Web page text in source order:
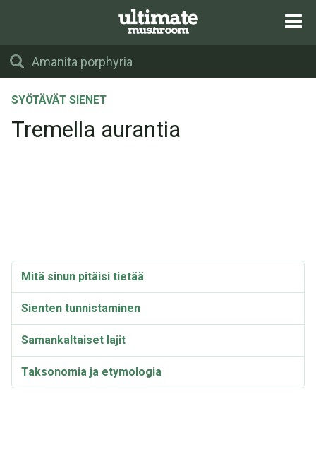
SYÖTÄVÄT SIENET
Tremella aurantia
Mitä sinun pitäisi tietää
Sienten tunnistaminen
Samankaltaiset lajit
Taksonomia ja etymologia